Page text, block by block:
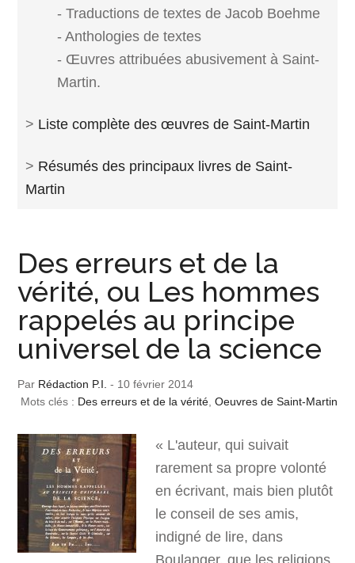
- Traductions de textes de Jacob Boehme
- Anthologies de textes
- Œuvres attribuées abusivement à Saint-
Martin.
> Liste complète des œuvres de Saint-Martin
> Résumés des principaux livres de Saint-
Martin
Des erreurs et de la
vérité, ou Les hommes
rappelés au principe
universel de la science
Par Rédaction P.I. - 10 février 2014
Mots clés : Des erreurs et de la vérité, Oeuvres de Saint-Martin
« L'auteur, qui suivait
rarement sa propre volonté
en écrivant, mais bien plutôt
le conseil de ses amis,
indigné de lire, dans
Boulanger, que les religions